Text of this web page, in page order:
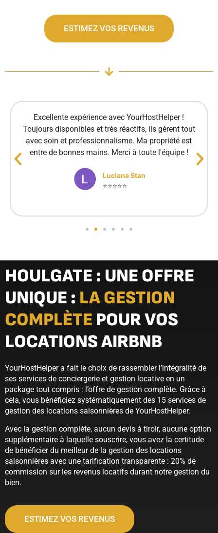
ESTIMEZ VOS REVENUS
Excellente expérience avec YourHostHelper !
Toujours disponibles et très réactifs, ils gèrent tout
avec soin et professionnalisme. Ma propriété est
entre de bonnes mains. Merci à toute l'équipe !
Luciana Stan
⭐⭐⭐⭐⭐
HOULGATE : UNE OFFRE
UNIQUE : LA GESTION
COMPLÈTE POUR VOS
LOCATIONS AIRBNB
YourHostHelper a fait le choix de rassembler l’intégralité de
ses services de conciergerie et gestion locative en un
package tout compris : l’offre de gestion complète. Grâce à
cela, vous bénéficiez systématiquement des 15 services de
gestion des locations saisonnières de YourHostHelper.
Avec la gestion complète, aucun devis à tiroir, aucune option
supplémentaire à laquelle souscrire, vous avez la certitude
de bénéficier du meilleur de la gestion des locations
saisonnières avec une tarification transparente : 20% de
commission sur les revenus locatifs durant notre gestion du
bien.
ESTIMEZ VOS REVENUS